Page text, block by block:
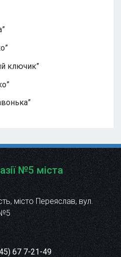
ключик”
№5 міста
місто Переяслав, вул.
№5
67 7-21-49